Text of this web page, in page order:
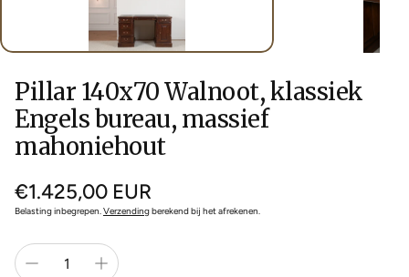
Pillar 140x70 Walnoot, klassiek
Engels bureau, massief
mahoniehout
Normale
prijs
€1.425,00 EUR
Belasting inbegrepen.Verzendingberekend bij het afrekenen.